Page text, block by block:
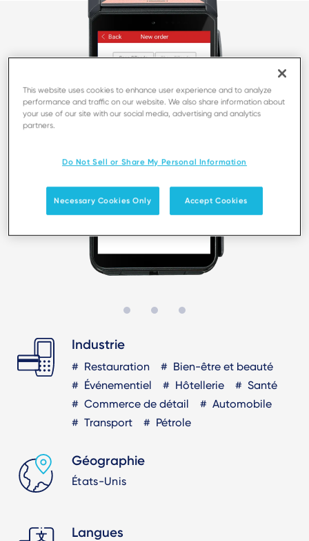
Industrie
Restauration
Bien-être et beauté
Événementiel
Hôtellerie
Santé
Commerce de détail
Automobile
Transport
Pétrole
Géographie
États-Unis
Langues
This website uses cookies to enhance user experience and to analyze
performance and traffic on our website. We also share information about
your use of our site with our social media, advertising and analytics
partners.
Do Not Sell or Share My Personal Information
Necessary Cookies Only Accept Cookies